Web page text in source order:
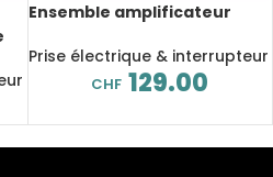
Ensemble amplificateur
2×25 W, avec haut-parleur
de plafond 3″, pour salle de
Prise électrique & interrupteur
CHF 129.00